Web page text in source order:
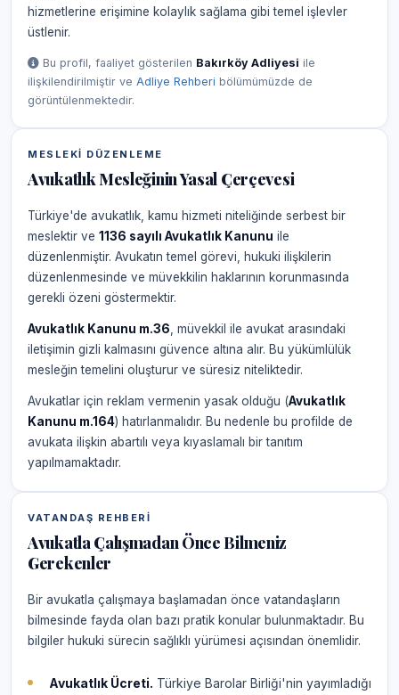
hizmetlerine erişimine kolaylık sağlama gibi temel işlevler
üstlenir.
Bu profil, faaliyet gösterilen Bakırköy Adliyesi ile
ilişkilendirilmiştir ve Adliye Rehberi bölümümüzde de
görüntülenmektedir.
MESLEKI DÜZENLEME
Avukatlık Mesleğinin Yasal Çerçevesi
Türkiye'de avukatlık, kamu hizmeti niteliğinde serbest bir
meslektir ve 1136 sayılı Avukatlık Kanunu ile
düzenlenmiştir. Avukatın temel görevi, hukuki ilişkilerin
düzenlenmesinde ve müvekkilin haklarının korunmasında
gerekli özeni göstermektir.
Avukatlık Kanunu m.36 , müvekkil ile avukat arasındaki
iletişimin gizli kalmasını güvence altına alır. Bu yükümlülük
mesleğin temelini oluşturur ve süresiz niteliktedir.
Avukatlar için reklam vermenin yasak olduğu (Avukatlık
Kanunu m.164) hatırlanmalıdır. Bu nedenle bu profilde de
avukata ilişkin abartılı veya kıyaslamalı bir tanıtım
yapılmamaktadır.
VATANDAŞ REHBERI
Avukatla Çalışmadan Önce Bilmeniz
Gerekenler
Bir avukatla çalışmaya başlamadan önce vatandaşların
bilmesinde fayda olan bazı pratik konular bulunmaktadır. Bu
bilgiler hukuki sürecin sağlıklı yürümesi açısından önemlidir.
Avukatlık Ücreti. Türkiye Barolar Birliği'nin yayımladığı